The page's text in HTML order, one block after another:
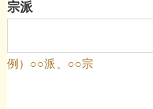
宗派
例）○○派、○○宗